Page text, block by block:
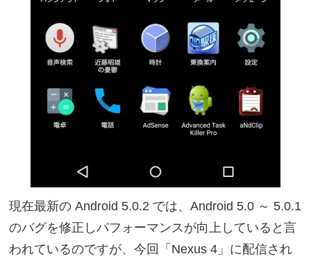
現在最新の Android 5.0.2 では、Android 5.0 ～ 5.0.1
のバグを修正しパフォーマンスが向上していると言
われているのですが、今回「Nexus 4」に配信され